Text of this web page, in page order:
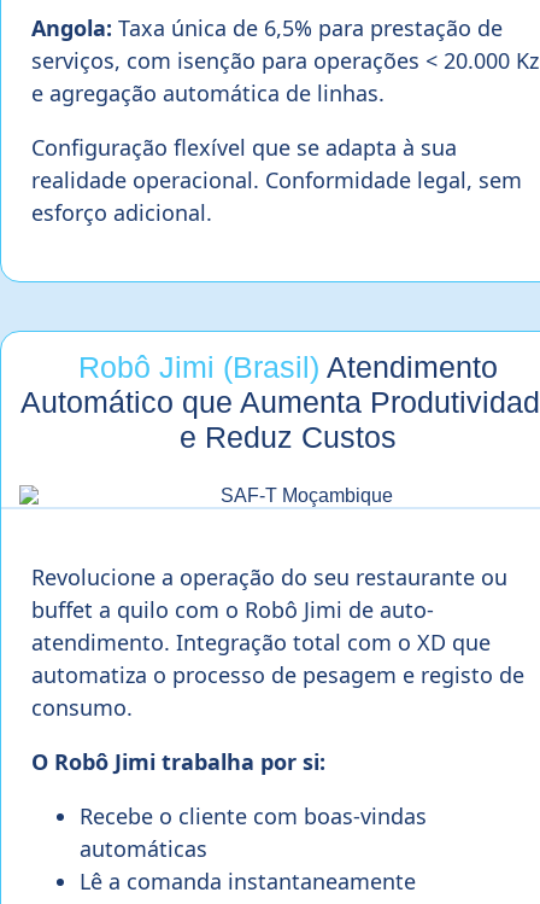
Angola: Taxa única de 6,5% para prestação de
serviços, com isenção para operações < 20.000 Kz
e agregação automática de linhas.
Configuração flexível que se adapta à sua
realidade operacional. Conformidade legal, sem
esforço adicional.
Robô Jimi (Brasil) Atendimento
Automático que Aumenta
e Reduz Custos
Revolucione a operação do seu restaurante ou
buffet a quilo com o Robô Jimi de auto-
atendimento. Integração total com o XD que
automatiza o processo de pesagem e registo de
consumo.
O Robô Jimi trabalha por si:
Recebe o cliente com boas-vindas
automáticas
Lê a comanda instantaneamente